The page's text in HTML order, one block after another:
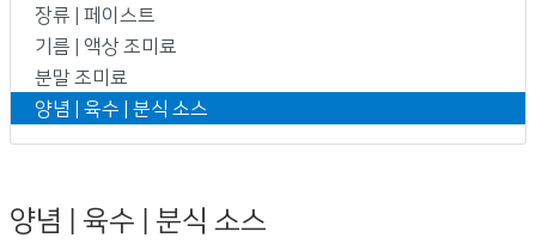
장류 | 페이스트
기름 | 액상 조미료
분말 조미료
양념 | 육수 | 분식 소스
양념 | 육수 | 분식 소스